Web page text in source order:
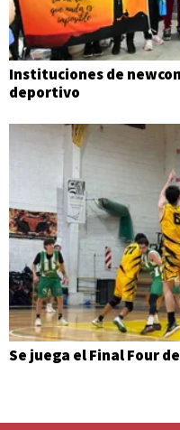
Instituciones de
deportivo
Se juega el Final Four de